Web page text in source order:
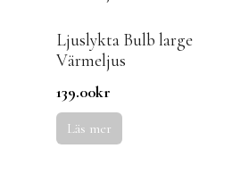
Ljuslykta Bulb large
Värmeljus
139.00kr
Läs mer